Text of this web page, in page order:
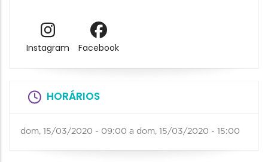
Instagram Facebook
HORÁRIOS
dom, 15/03/2020 - 09:00 a dom, 15/03/2020 - 15:00